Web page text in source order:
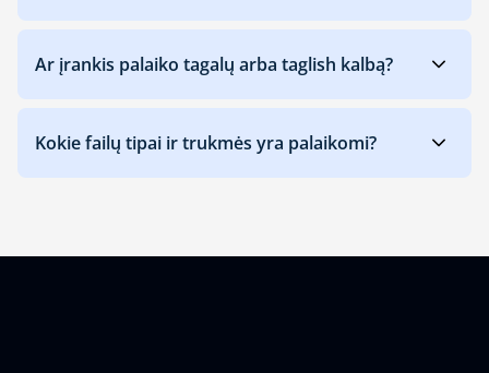
Ar įrankis palaiko tagalų arba taglish kalbą?
Kokie failų tipai ir trukmės yra palaikomi?